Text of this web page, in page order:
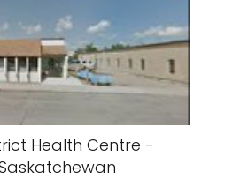
Health Centre -